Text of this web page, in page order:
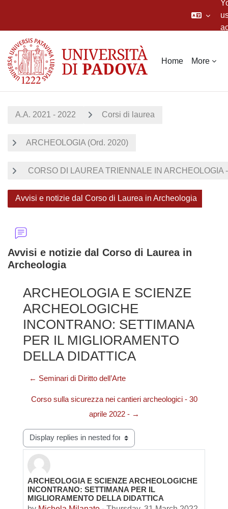
Home More
A.A. 2021 - 2022 Corsi di laurea
ARCHEOLOGIA (Ord. 2020)
CORSO DI LAUREA TRIENNALE IN ARCHEOLOGIA
Avvisi e notizie dal Corso di Laurea in Archeologia
Avvisi e notizie dal Corso di Laurea in
Archeologia
ARCHEOLOGIA E SCIENZE
ARCHEOLOGICHE
INCONTRANO: SETTIMANA
PER IL MIGLIORAMENTO
DELLA DIDATTICA
← Seminari di Diritto dell’Arte
Corso sulla sicurezza nei cantieri archeologici - 30
aprile 2022 - →
Display mode
ARCHEOLOGIA E SCIENZE ARCHEOLOGICHE
INCONTRANO: SETTIMANA PER IL
MIGLIORAMENTO DELLA DIDATTICA
Number of replies: 0